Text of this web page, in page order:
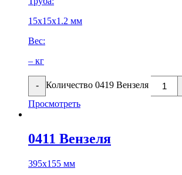
15х15х1.2 мм
Вес:
– кг
- Количество 0419 Вензеля
Просмотреть
0411 Вензеля
395х155 мм